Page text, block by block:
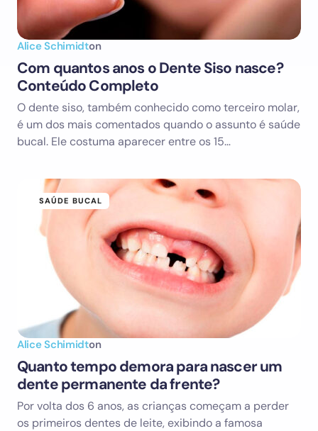
Alice Schimidton
Com quantos anos o Dente Siso nasce?
Conteúdo Completo
O dente siso, também conhecido como terceiro molar,
é um dos mais comentados quando o assunto é saúde
bucal. Ele costuma aparecer entre os 15…
SAÚDE BUCAL
Alice Schimidton
Quanto tempo demora para nascer um
dente permanente da frente?
Por volta dos 6 anos, as crianças começam a perder
os primeiros dentes de leite, exibindo a famosa